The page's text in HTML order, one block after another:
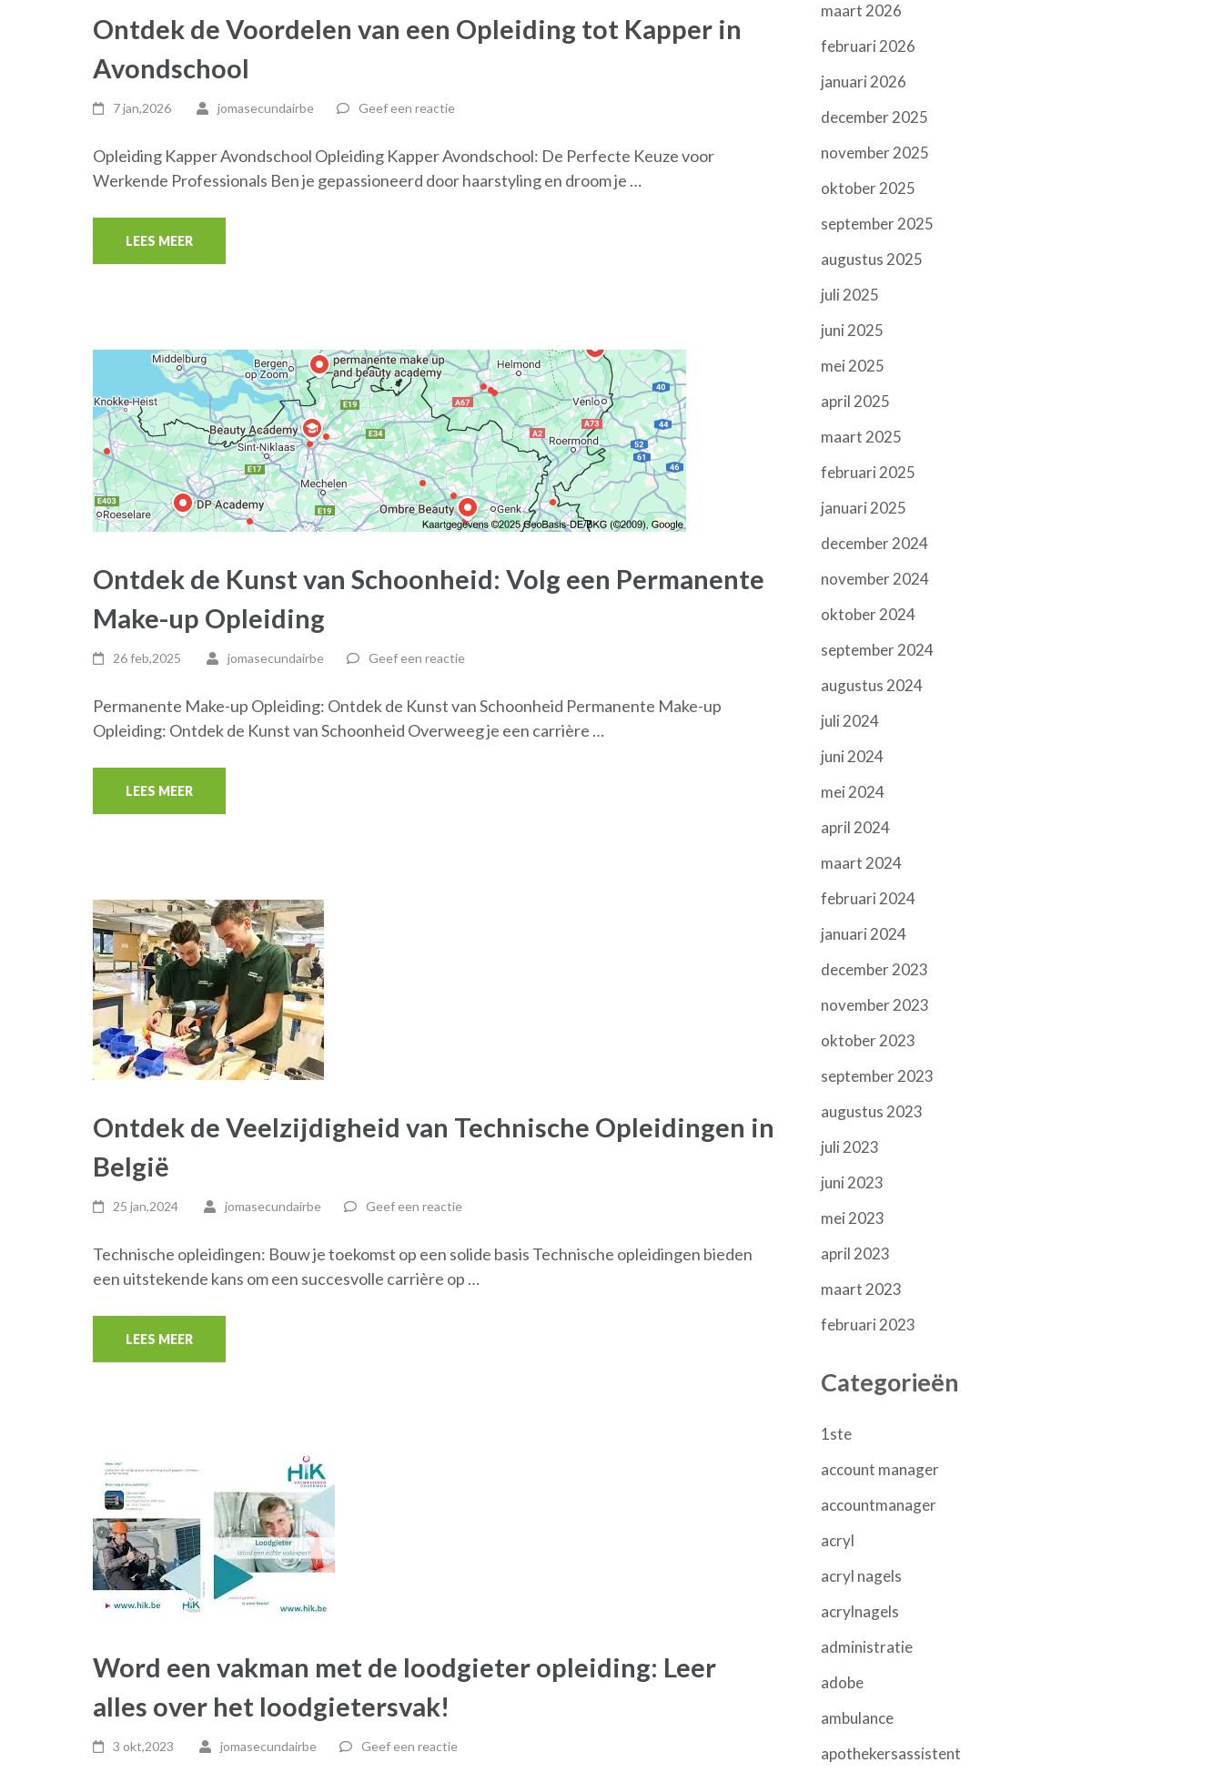
Ontdek de Voordelen van een Opleiding tot Kapper in
Avondschool
7 jan,2026 jomasecundairbe Geef een reactie
Opleiding Kapper Avondschool Opleiding Kapper Avondschool: De Perfecte Keuze voor
Werkende Professionals Ben je gepassioneerd door haarstyling en droom je …
LEES MEER
Ontdek de Kunst van Schoonheid: Volg een Permanente
Make-up Opleiding
26 feb,2025 jomasecundairbe Geef een reactie
Permanente Make-up Opleiding: Ontdek de Kunst van Schoonheid Permanente Make-up
Opleiding: Ontdek de Kunst van Schoonheid Overweeg je een carrière …
LEES MEER
Ontdek de Veelzijdigheid van Technische Opleidingen in
België
25 jan,2024 jomasecundairbe Geef een reactie
Technische opleidingen: Bouw je toekomst op een solide basis Technische opleidingen bieden
een uitstekende kans om een succesvolle carrière op …
LEES MEER
Word een vakman met de loodgieter opleiding: Leer
alles over het loodgietersvak!
3 okt,2023 jomasecundairbe Geef een reactie
maart 2026
februari 2026
januari 2026
december 2025
november 2025
oktober 2025
september 2025
augustus 2025
juli 2025
juni 2025
mei 2025
april 2025
maart 2025
februari 2025
januari 2025
december 2024
november 2024
oktober 2024
september 2024
augustus 2024
juli 2024
juni 2024
mei 2024
april 2024
maart 2024
februari 2024
januari 2024
december 2023
november 2023
oktober 2023
september 2023
augustus 2023
juli 2023
juni 2023
mei 2023
april 2023
maart 2023
februari 2023
Categorieën
1ste
account manager
accountmanager
acryl
acryl nagels
acrylnagels
administratie
adobe
ambulance
apothekersassistent